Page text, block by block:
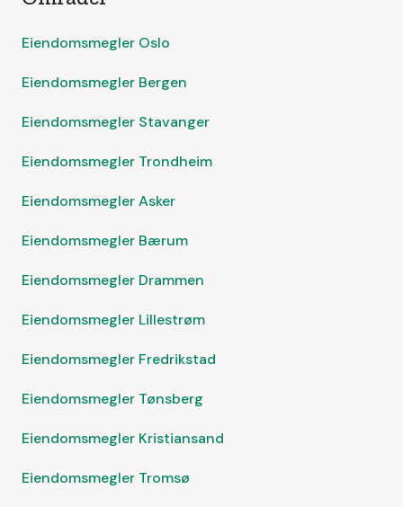
Eiendomsmegler Oslo
Eiendomsmegler Bergen
Eiendomsmegler Stavanger
Eiendomsmegler Trondheim
Eiendomsmegler Asker
Eiendomsmegler Bærum
Eiendomsmegler Drammen
Eiendomsmegler Lillestrøm
Eiendomsmegler Fredrikstad
Eiendomsmegler Tønsberg
Eiendomsmegler Kristiansand
Eiendomsmegler Tromsø